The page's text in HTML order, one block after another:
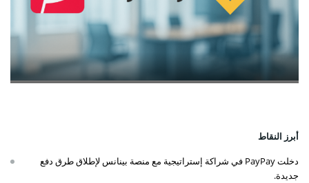
أبرز النقاط
دخلت PayPay في شراكة إستراتيجية مع منصة بينانس لإطلاق طرق دفع
جديدة.